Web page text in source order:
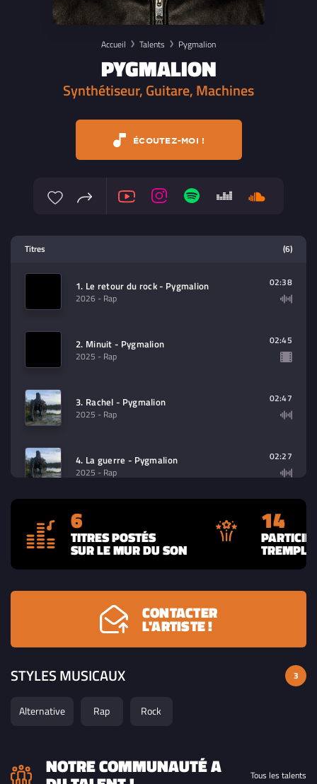
Accueil Talents Pygmalion
PYGMALION
Synthétiseur, Guitare, Machines
ÉCOUTEZ-MOI !
contenu à lire (audio/video)
Titres (6)
1. Le retour du rock - Pygmalion
2026 - Rap
02:38
2. Minuit - Pygmalion
2025 - Rap
02:45
3. Rachel - Pygmalion
2025 - Rap
02:47
4. La guerre - Pygmalion
2025 - Rap
02:27
5. Tout va mieux - Pygmalion
2024 - Rap
03:03
2024- Rap
03:08
6
TITRES POSTÉS
SUR LE MUR DU SON
14
CONTACTER
L'ARTISTE !
STYLES MUSICAUX 3
Alternative Rap Rock
NOTRE COMMUNAUTÉ A Tous les talents